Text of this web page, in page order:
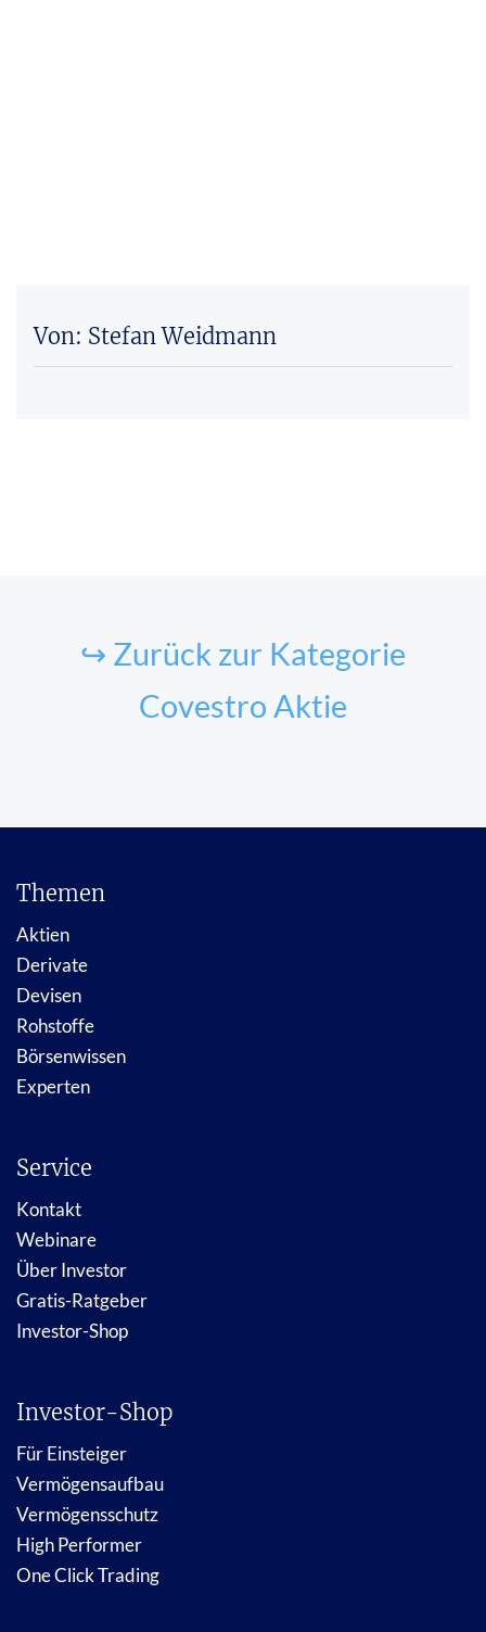
Von: Stefan Weidmann
↪ Zurück zur Kategorie
Covestro Aktie
Themen
Aktien
Derivate
Devisen
Rohstoffe
Börsenwissen
Experten
Service
Kontakt
Webinare
Über Investor
Gratis-Ratgeber
Investor-Shop
Investor-Shop
Für Einsteiger
Vermögensaufbau
Vermögensschutz
High Performer
One Click Trading